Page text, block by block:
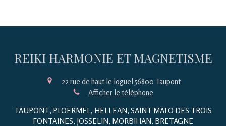
REIKI HARMONIE ET MAGNETISME
22 rue de haut le loguel 56800 Taupont
Afficher le téléphone
TAUPONT, PLOERMEL, HELLEAN, SAINT MALO DES TROIS
FONTAINES, JOSSELIN, MORBIHAN, BRETAGNE